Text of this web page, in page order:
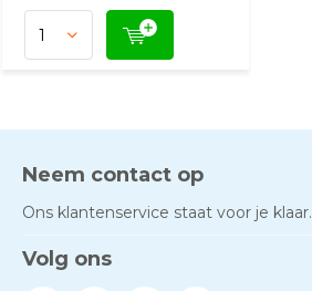
Neem contact op
Ons klantenservice staat voor je klaar.
Volg ons